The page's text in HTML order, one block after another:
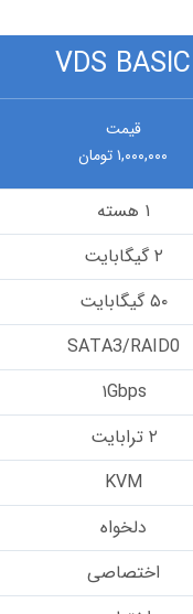
VDS BASIC
قیمت
۱,۰۰۰,۰۰۰ تومان
SATA3/RAID0
۱Gbps
KVM
دلخواه
اختصاصی